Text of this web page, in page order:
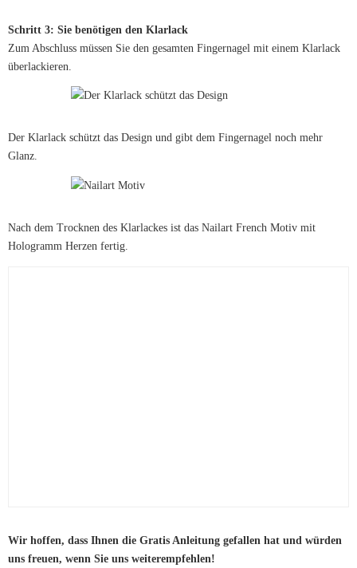
Schritt 3: Sie benötigen den Klarlack
Zum Abschluss müssen Sie den gesamten Fingernagel mit einem Klarlack
überlackieren.
Der Klarlack schützt das Design und gibt dem Fingernagel noch mehr
Glanz.
Nach dem Trocknen des Klarlackes ist das Nailart French Motiv mit
Hologramm Herzen fertig.
Wir hoffen, dass Ihnen die Gratis Anleitung gefallen hat und würden
uns freuen, wenn Sie uns weiterempfehlen!